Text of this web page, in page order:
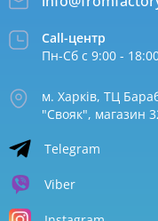
Call-центр
Пн-Сб с 9:00 -
м. Харків, ТЦ
"Свояк", магазин
Telegram
Viber